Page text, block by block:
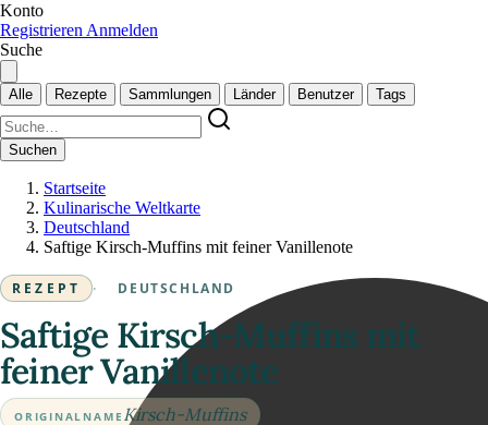
Konto
Registrieren Anmelden
Suche
Alle Rezepte Sammlungen Länder Benutzer Tags
Suchen
Startseite
Kulinarische Weltkarte
Deutschland
Saftige Kirsch-Muffins mit feiner Vanillenote
REZEPT · DEUTSCHLAND
Saftige Kirsch-Muffins mit
feiner Vanillenote
ORIGINALNAME Kirsch-Muffins